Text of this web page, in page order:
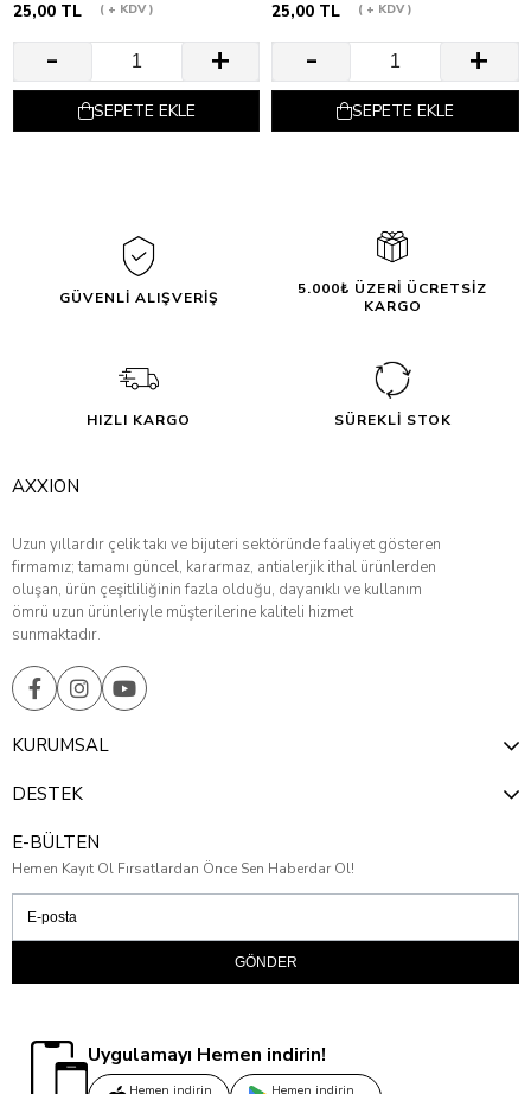
25,00 TL
+ KDV
SEPETE EKLE
25,00 TL
+ KDV
SEPETE EKLE
GÜVENLİ ALIŞVERİŞ
5.000₺ ÜZERİ ÜCRETSİZ
KARGO
HIZLI KARGO SÜREKLİ STOK
AXXION
Uzun yıllardır çelik takı ve bijuteri sektöründe faaliyet gösteren
firmamız; tamamı güncel, kararmaz, antialerjik ithal ürünlerden
oluşan, ürün çeşitliliğinin fazla olduğu, dayanıklı ve kullanım
ömrü uzun ürünleriyle müşterilerine kaliteli hizmet
sunmaktadır.
KURUMSAL
DESTEK
E-BÜLTEN
Hemen Kayıt Ol Fırsatlardan Önce Sen Haberdar Ol!
GÖNDER
Uygulamayı Hemen indirin!
Hemen indirin Hemen indirin